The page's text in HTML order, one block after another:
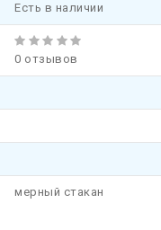
Есть в наличии
0 отзывов
мерный стакан